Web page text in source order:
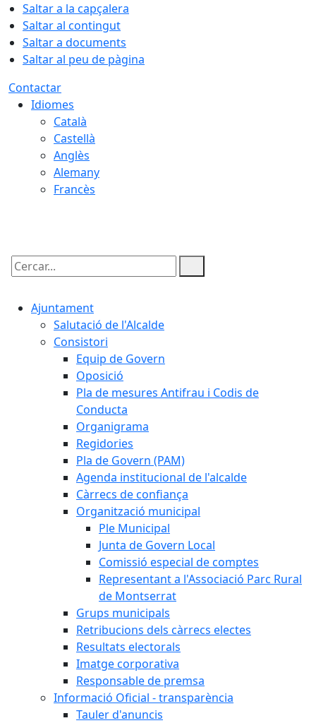
Saltar a la capçalera
Saltar al contingut
Saltar a documents
Saltar al peu de pàgina
Contactar
Idiomes
Català
Castellà
Anglès
Alemany
Francès
Cercar:
Ajuntament
Salutació de l'Alcalde
Consistori
Equip de Govern
Oposició
Pla de mesures Antifrau i Codis de
Conducta
Organigrama
Regidories
Pla de Govern (PAM)
Agenda institucional de l'alcalde
Càrrecs de confiança
Organització municipal
Ple Municipal
Junta de Govern Local
Comissió especial de comptes
Representant a l'Associació Parc Rural
de Montserrat
Grups municipals
Retribucions dels càrrecs electes
Resultats electorals
Imatge corporativa
Responsable de premsa
Informació Oficial - transparència
Tauler d'anuncis